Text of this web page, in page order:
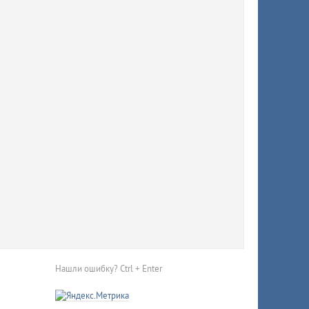
Нашли ошибку? Ctrl + Enter